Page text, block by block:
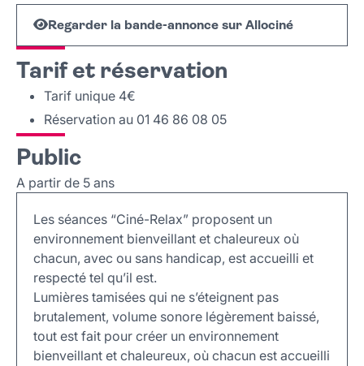
Regarder la bande-annonce sur Allociné
Tarif et réservation
Tarif unique 4€
Réservation au 01 46 86 08 05
Public
A partir de 5 ans
Les séances “Ciné-Relax” proposent un
environnement bienveillant et chaleureux où
chacun, avec ou sans handicap, est accueilli et
respecté tel qu’il est.
Lumières tamisées qui ne s’éteignent pas
brutalement, volume sonore légèrement baissé,
tout est fait pour créer un environnement
bienveillant et chaleureux, où chacun est accueilli